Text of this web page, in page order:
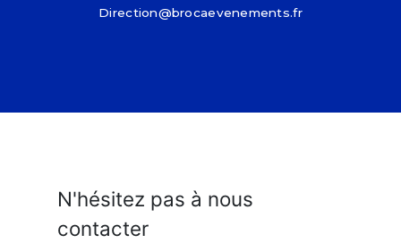
direction@brocaevenements.fr
N'hésitez pas à nous
contacter